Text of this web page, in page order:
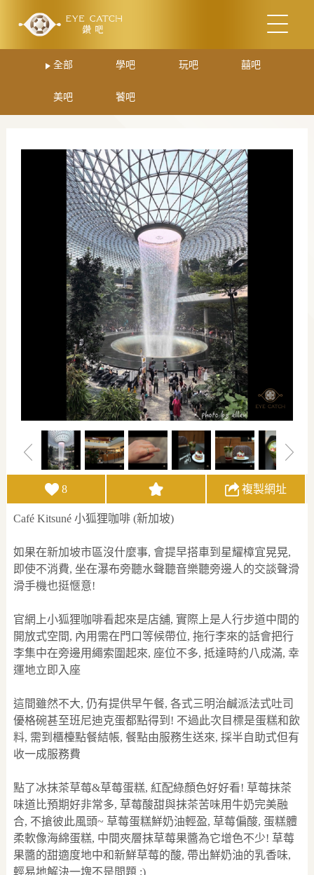
全部 學吧 玩吧 囍吧
美吧 饕吧
8 複製網址
Café Kitsuné 小狐狸咖啡 (新加坡)
如果在新加坡市區沒什麼事, 會提早搭車到星耀樟宜晃晃,
即使不消費, 坐在瀑布旁聽水聲聽音樂聽旁邊人的交談聲滑
滑手機也挺愜意!
官網上小狐狸咖啡看起來是店舖, 實際上是人行步道中間的
開放式空間, 內用需在門口等候帶位, 拖行李來的話會把行
李集中在旁邊用繩索圍起來, 座位不多, 抵達時約八成滿, 幸
運地立即入座
這間雖然不大, 仍有提供早午餐, 各式三明治鹹派法式吐司
優格碗甚至班尼迪克蛋都點得到! 不過此次目標是蛋糕和飲
料, 需到櫃檯點餐結帳, 餐點由服務生送來, 採半自助式但有
收一成服務費
點了冰抹茶草莓&草莓蛋糕, 紅配綠顏色好好看! 草莓抹茶
味道比預期好非常多, 草莓酸甜與抹茶苦味用牛奶完美融
合, 不搶彼此風頭~ 草莓蛋糕鮮奶油輕盈, 草莓偏酸, 蛋糕體
柔軟像海綿蛋糕, 中間夾層抹草莓果醬為它增色不少! 草莓
果醬的甜適度地中和新鮮草莓的酸, 帶出鮮奶油的乳香味,
輕易地解決一塊不是問題 ;)